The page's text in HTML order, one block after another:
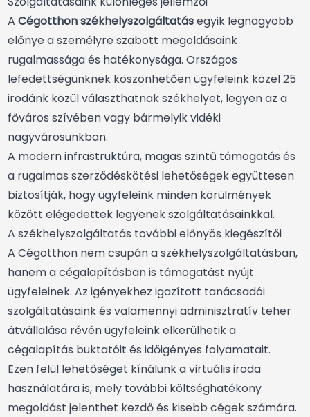
A Cégotthon székhelyszolgáltatásegyik legnagyobb
előnye a személyre szabott megoldásaink
rugalmassága és hatékonysága. Országos
lefedettségünknek köszönhetően ügyfeleink közel 25
irodánk közül választhatnak székhelyet, legyen az a
főváros szívében vagy bármelyik vidéki
nagyvárosunkban.
A modern infrastruktúra, magas szintű támogatás és
a rugalmas szerződéskötési lehetőségek együttesen
biztosítják, hogy ügyfeleink minden körülmények
között elégedettek legyenek szolgáltatásainkkal.
A székhelyszolgáltatás további előnyös kiegészítői
A Cégotthon nem csupán a székhelyszolgáltatásban,
hanem a cégalapításban is támogatást nyújt
ügyfeleinek. Az igényekhez igazított tanácsadói
szolgáltatásaink és valamennyi adminisztratív teher
átvállalása révén ügyfeleink elkerülhetik a
cégalapítás buktatóit és időigényes folyamatait.
Ezen felül lehetőséget kínálunk a virtuális iroda
használatára is, mely további költséghatékony
megoldást jelenthet kezdő és kisebb cégek számára.